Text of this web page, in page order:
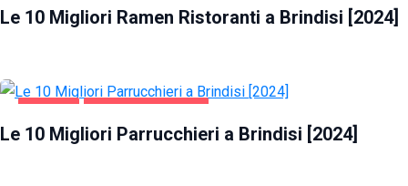
Le 10 Migliori Ramen Ristoranti a Brindisi [2024]
BRINDISI SALUTE E BELLEZZA
Le 10 Migliori Parrucchieri a Brindisi [2024]